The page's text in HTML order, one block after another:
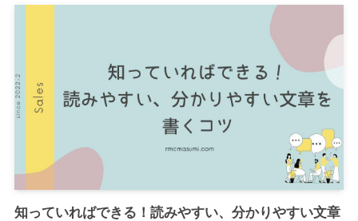
知っていればできる！読みやすい、分かりやすい文章